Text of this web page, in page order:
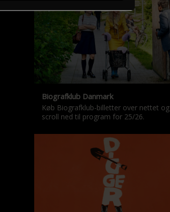
Biografklub Danmark
Køb Biografklub-billetter over nettet og
scroll ned til program for 25/26.